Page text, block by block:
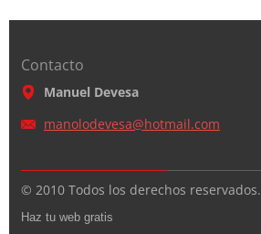
Contacto
Manuel Devesa
manolodevesa@hotmail.com
© 2010 Todos los derechos reservados.
Haz tu web gratis